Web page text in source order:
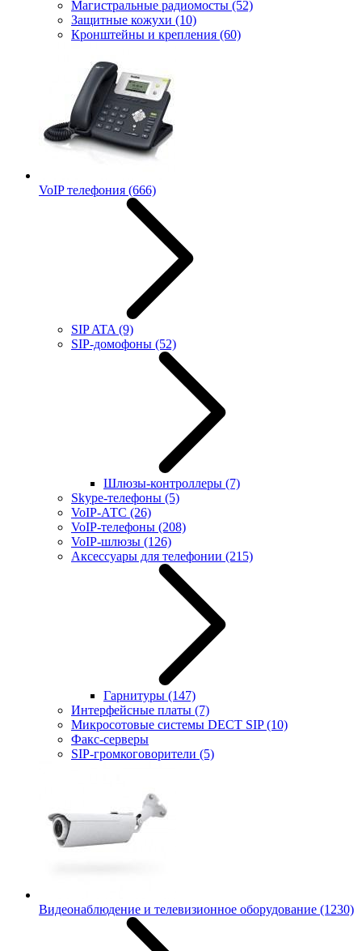
Магистральные радиомосты (52)
Защитные кожухи (10)
Кронштейны и крепления (60)
VoIP телефония (666)
SIP ATA (9)
SIP-домофоны (52)
Шлюзы-контроллеры (7)
Skype-телефоны (5)
VoIP-АТС (26)
VoIP-телефоны (208)
VoIP-шлюзы (126)
Аксессуары для телефонии (215)
Гарнитуры (147)
Интерфейсные платы (7)
Микросотовые системы DECT SIP(10)
Факс-серверы
SIP-громкоговорители (5)
Видеонаблюдение и телевизионное оборудование (1230)